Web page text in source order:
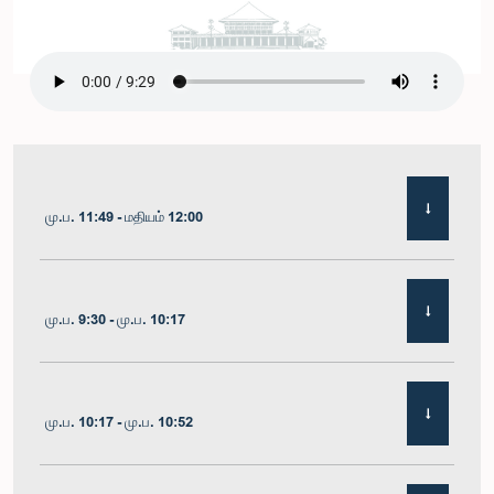
மு.ப. 11:49 - மதியம் 12:00
மு.ப. 9:30 - மு.ப. 10:17
மு.ப. 10:17 - மு.ப. 10:52